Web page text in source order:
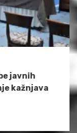
javnih
kažnjava